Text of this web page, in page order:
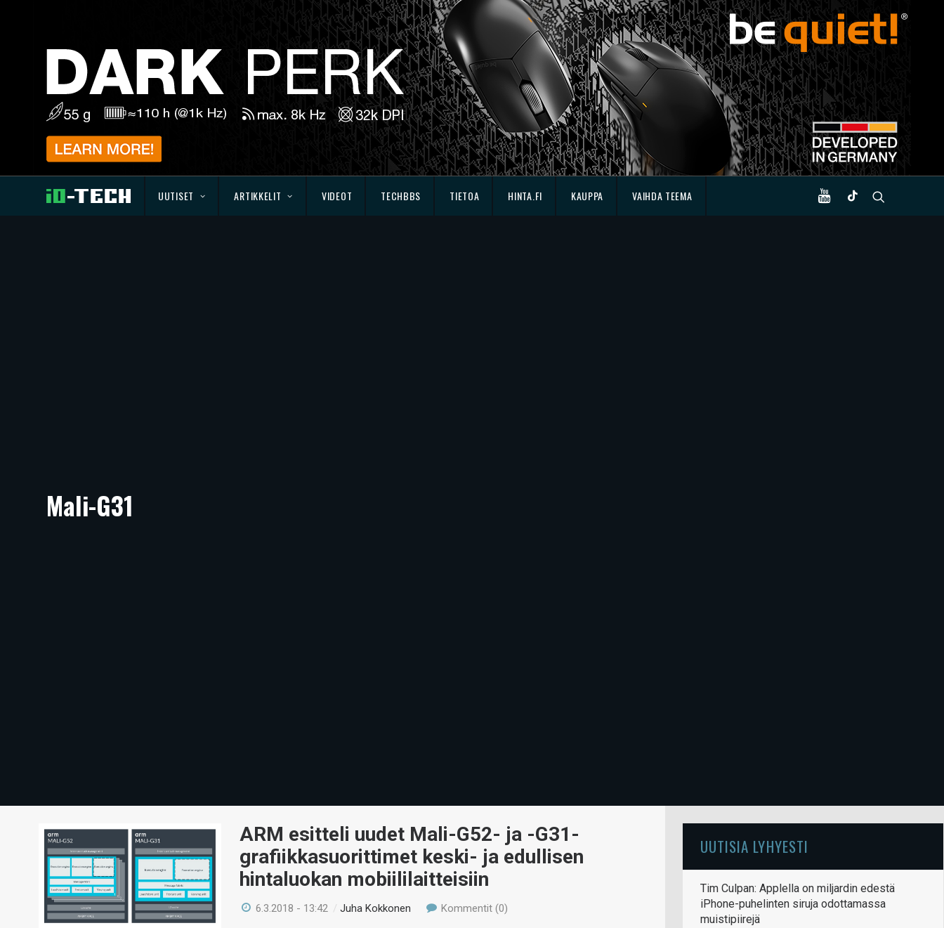
UUTISET ARTIKKELIT VIDEOT TECHBBS TIETOA HINTA.FI KAUPPA VAIHDA TEEMA
Mali-G31
ARM esitteli uudet Mali-G52- ja -G31-
grafiikkasuorittimet keski- ja edullisen
hintaluokan mobiililaitteisiin
6.3.2018 - 13:42 /Juha Kokkonen Kommentit (0)
UUTISIA LYHYESTI
Tim Culpan: Applella on miljardin edestä
iPhone-puhelinten siruja odottamassa
muistipiirejä